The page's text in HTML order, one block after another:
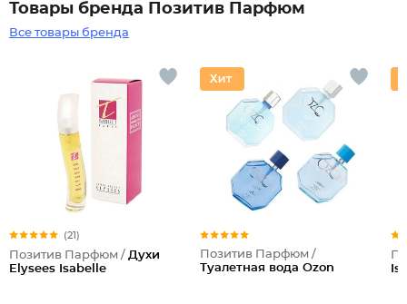
Товары бренда Позитив Парфюм
Все товары бренда
(21)
Позитив Парфюм / Духи
Elysees Isabelle
Позитив Парфюм /
Туалетная вода Ozon